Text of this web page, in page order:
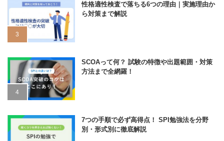
性格適性検査で落ちる6つの理由｜実施理由か
ら対策まで解説
SCOAって何？ 試験の特徴や出題範囲・対策
方法まで全網羅！
7つの手順で必ず高得点！ SPI勉強法を分野
別・形式別に徹底解説